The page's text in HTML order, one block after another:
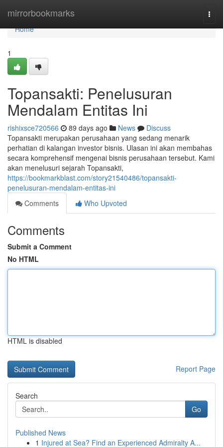
mirrorbookmarks
Home
Home
1
Topansakti: Penelusuran
Mendalam Entitas Ini
rishixsce720566 89 days ago News
Discuss
Topansakti merupakan perusahaan yang sedang menarik
perhatian di kalangan investor bisnis. Ulasan ini akan membahas
secara komprehensif mengenai bisnis perusahaan tersebut. Kami
akan menelusuri sejarah Topansakti,
https://bookmarkblast.com/story21540486/topansakti-
penelusuran-mendalam-entitas-ini
Comments
Who Upvoted
Comments
Submit a Comment
No HTML
HTML is disabled
Report Page
Search
Go
Published News
1 Injured at Sea? Find an Experienced Admiralty A...